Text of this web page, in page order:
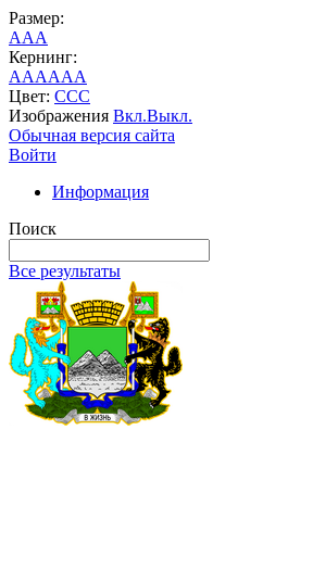
Размер:
AAA
Кернинг:
AAAAAA
Цвет: CCC
Изображения Вкл.Выкл.
Обычная версия сайта
Войти
Информация
Поиск
Все результаты